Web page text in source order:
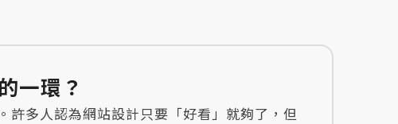
一環？
多人認為網站設計只要「好看」就夠了，但